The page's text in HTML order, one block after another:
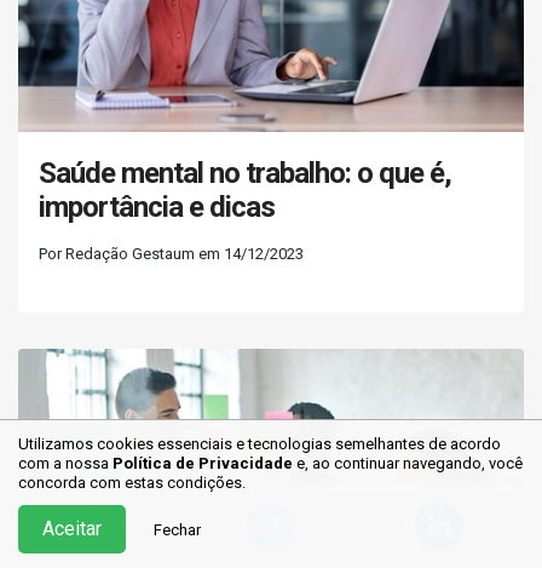
Saúde mental no trabalho: o que é,
importância e dicas
Por Redação Gestaum em 14/12/2023
Utilizamos cookies essenciais e tecnologias semelhantes de acordo
com a nossa Política de Privacidade e, ao continuarnavegando, você
concorda com estas condições.
Aceitar Fechar